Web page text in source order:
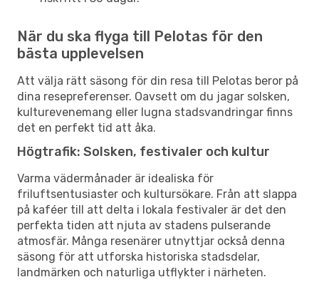
När du ska flyga till Pelotas för den
bästa upplevelsen
Att välja rätt säsong för din resa till Pelotas beror på
dina resepreferenser. Oavsett om du jagar solsken,
kulturevenemang eller lugna stadsvandringar finns
det en perfekt tid att åka.
Högtrafik: Solsken, festivaler och kultur
Varma vädermånader är idealiska för
friluftsentusiaster och kultursökare. Från att slappa
på kaféer till att delta i lokala festivaler är det den
perfekta tiden att njuta av stadens pulserande
atmosfär. Många resenärer utnyttjar också denna
säsong för att utforska historiska stadsdelar,
landmärken och naturliga utflykter i närheten.